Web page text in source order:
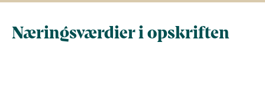
Næringsværdier i opskriften